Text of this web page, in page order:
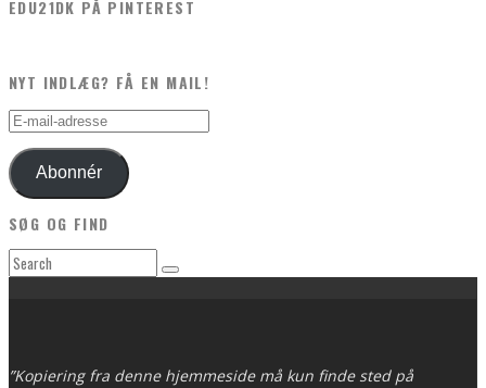
EDU21DK PÅ PINTEREST
NYT INDLÆG? FÅ EN MAIL!
E-
mail-
adresseAbonnér
SØG OG FIND
”Kopiering fra denne hjemmeside må kun finde sted på